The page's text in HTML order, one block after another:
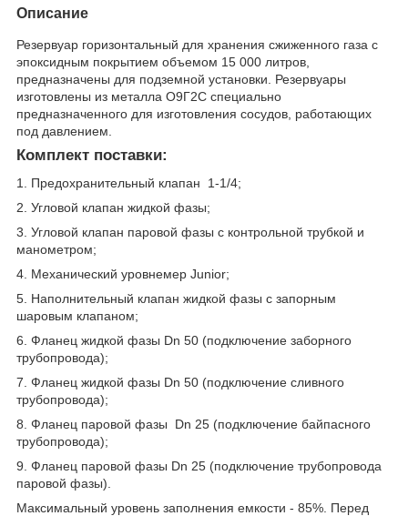
Описание
Резервуар горизонтальный для хранения сжиженного газа с
эпоксидным покрытием объемом 15 000 литров,
предназначены для подземной установки. Резервуары
изготовлены из металла О9Г2С специально
предназначенного для изготовления сосудов, работающих
под давлением.
Комплект поставки:
1. Предохранительный клапан 1-1/4;
2. Угловой клапан жидкой фазы;
3. Угловой клапан паровой фазы с контрольной трубкой и
манометром;
4. Механический уровнемер Junior;
5. Наполнительный клапан жидкой фазы с запорным
шаровым клапаном;
6. Фланец жидкой фазы Dn 50 (подключение заборного
трубопровода);
7. Фланец жидкой фазы Dn 50 (подключение сливного
трубопровода);
8. Фланец паровой фазы Dn 25 (подключение байпасного
трубопровода);
9. Фланец паровой фазы Dn 25 (подключение трубопровода
паровой фазы).
Максимальный уровень заполнения емкости - 85%. Перед